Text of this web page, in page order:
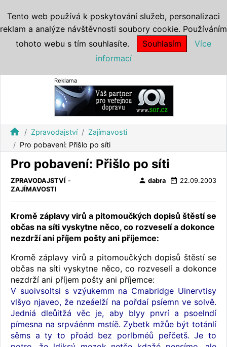
Reklama
home Zpravodajství
Zajímavosti
Pro pobavení: Přišlo po síti
Pro pobavení: Přišlo po síti
ZPRAVODAJSTVÍ -
ZAJÍMAVOSTI
person dabra date_range 22.09.2003
Kromě záplavy virů a pitomoučkých dopisů štěstí se
občas na síti vyskytne něco, co rozveselí a dokonce
nezdrží ani příjem pošty ani příjemce:
Kromě záplavy virů a pitomoučkých dopisů štěstí se
občas na síti vyskytne něco, co rozveselí a dokonce
nezdrží ani příjem pošty ani příjemce:
V suoivsoltsi s vzýukemm na Cmabridge Uinervtisy
vlšyo njaveo, že nzeáelží na pořdaí psíemn ve solvě.
Jedniá dleůitžá věc je, aby blyy pnvrí a psoelndí
pímesna na srpváénm mstíě. Zybetk mžůe být totánlí
sěms a ty to přoád bez porlbméů peřčetš. Je to
Tento web používá k poskytování služeb, personalizaci
reklam a analýze návštěvnosti soubory cookie. Používáním
tohoto webu s tím souhlasíte.
Souhlasím
Více
informací